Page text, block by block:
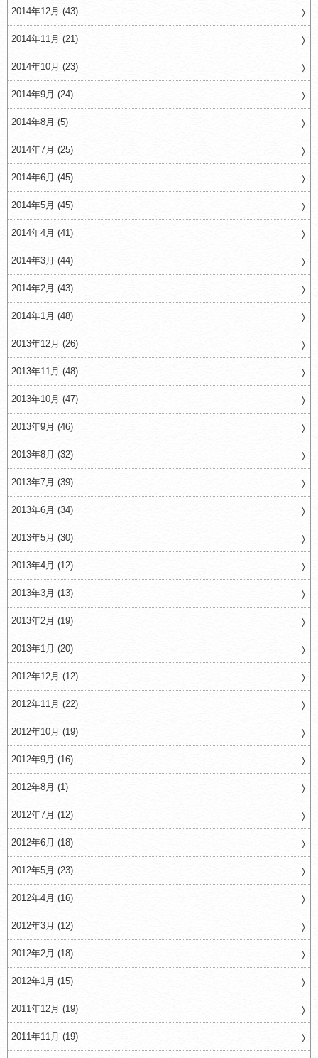
2014年12月 (43)
2014年11月 (21)
2014年10月 (23)
2014年9月 (24)
2014年8月 (5)
2014年7月 (25)
2014年6月 (45)
2014年5月 (45)
2014年4月 (41)
2014年3月 (44)
2014年2月 (43)
2014年1月 (48)
2013年12月 (26)
2013年11月 (48)
2013年10月 (47)
2013年9月 (46)
2013年8月 (32)
2013年7月 (39)
2013年6月 (34)
2013年5月 (30)
2013年4月 (12)
2013年3月 (13)
2013年2月 (19)
2013年1月 (20)
2012年12月 (12)
2012年11月 (22)
2012年10月 (19)
2012年9月 (16)
2012年8月 (1)
2012年7月 (12)
2012年6月 (18)
2012年5月 (23)
2012年4月 (16)
2012年3月 (12)
2012年2月 (18)
2012年1月 (15)
2011年12月 (19)
2011年11月 (19)